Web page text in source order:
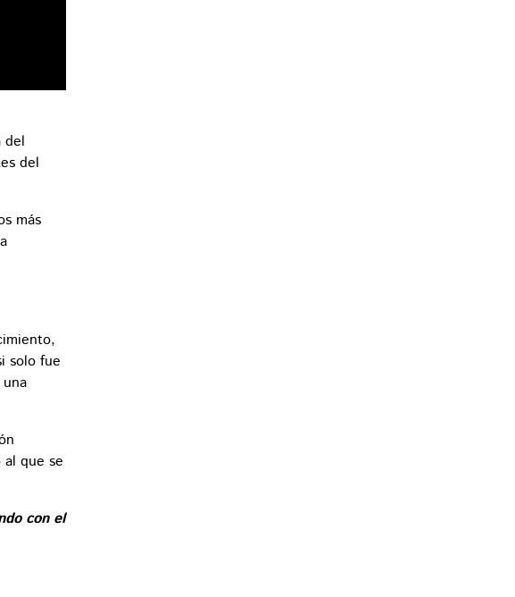
del
del
más
solo fue
que se
con el